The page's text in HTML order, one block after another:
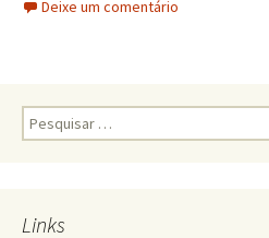
Deixe um comentário
Pesquisar
por:
Links